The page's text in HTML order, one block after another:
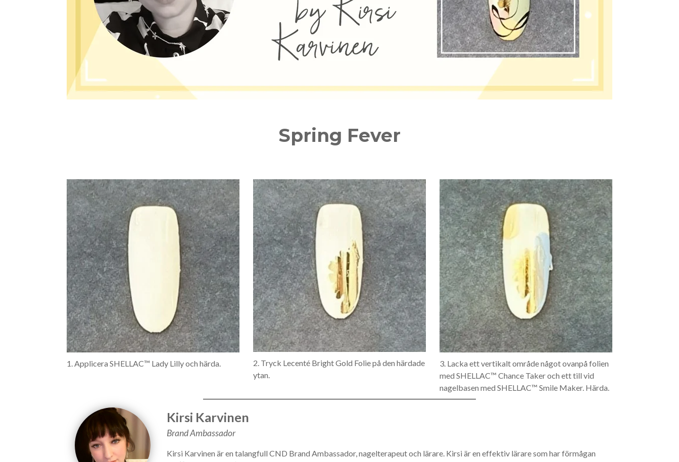
Spring Fever
1. Applicera SHELLAC™ Lady Lilly och härda.
2. Tryck Lecenté Bright Gold Folie på den härdade
ytan.
3. Lacka ett vertikalt område något ovanpå folien
med SHELLAC™ Chance Taker och ett till vid
nagelbasen med SHELLAC™ Smile Maker. Härda.
Kirsi Karvinen
Brand Ambassador
Kirsi Karvinen är en talangfull CND Brand Ambassador, nagelterapeut och lärare. Kirsi är en effektiv lärare som har förmågan